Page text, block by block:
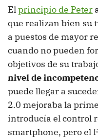
Elprincipio de Peter
que realizan bien su
a puestos de mayor
cuando no pueden
objetivos de su
nivel de
puede llegar a
2.0 mejoraba la
introducía el control
smartphone, pero el